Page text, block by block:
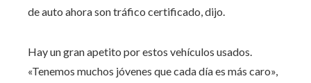
de auto ahora son tráfico certificado, dijo.
Hay un gran apetito por estos vehículos usados.
«Tenemos muchos jóvenes que cada día es más caro»,